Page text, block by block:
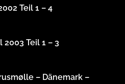
Teil 1 – 4
2003 Teil 1 – 3
– Dänemark –